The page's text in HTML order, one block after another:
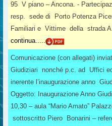
95 V piano – Ancona. -
resp. sede di Porto Potenza
Familiari e Vittime della strada
continua.....
Comunicazione (con allegati)
Giudiziari nonché p.c. ad Uffici
inerente l’inaugurazione anno
Oggetto: Inaugurazione Anno
10,30 – aula “Mario Amato”
sottoscritto Piero Bonarini –